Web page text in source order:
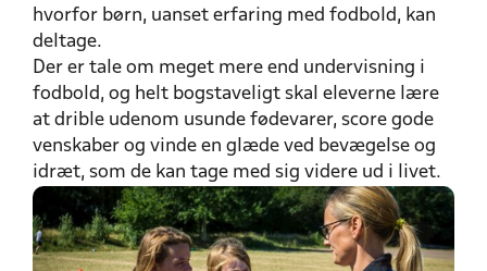
hvorfor børn, uanset erfaring med fodbold, kan
deltage.
Der er tale om meget mere end undervisning i
fodbold, og helt bogstaveligt skal eleverne lære
at drible udenom usunde fødevarer, score gode
venskaber og vinde en glæde ved bevægelse og
idræt, som de kan tage med sig videre ud i livet.